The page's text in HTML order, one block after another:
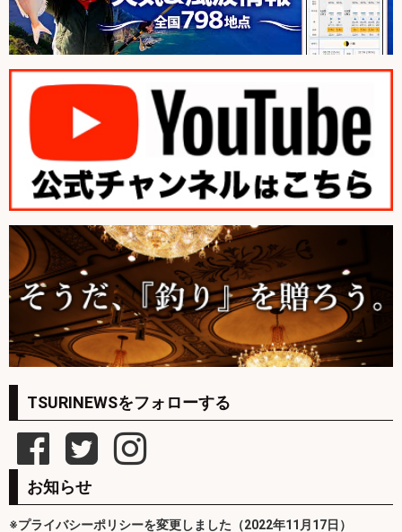
TSURINEWSをフォローする
お知らせ
※プライバシーポリシーを変更しました（2022年11月17日）